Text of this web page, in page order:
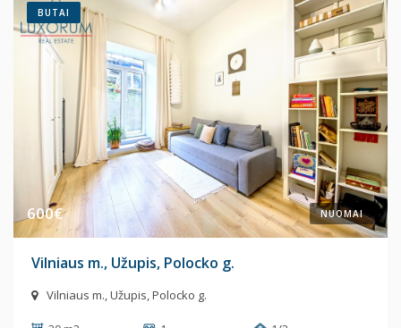
BUTAI
NUOMAI
600€
Vilniaus m., Užupis, Polocko g.
Vilniaus m., Užupis, Polocko g.